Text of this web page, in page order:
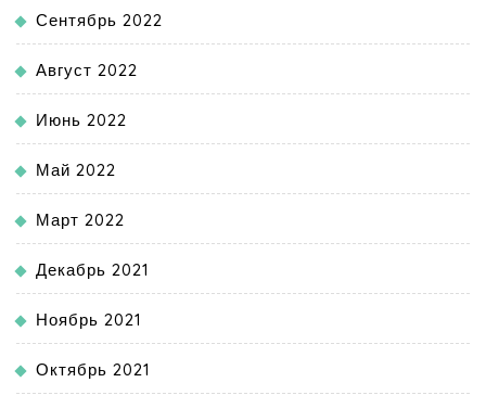
Сентябрь 2022
Август 2022
Июнь 2022
Май 2022
Март 2022
Декабрь 2021
Ноябрь 2021
Октябрь 2021